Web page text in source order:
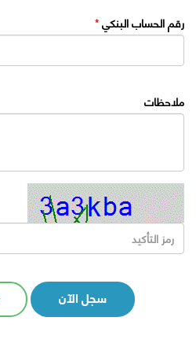
رقم الحساب البنكي *
ملاحظات
سجل الآن